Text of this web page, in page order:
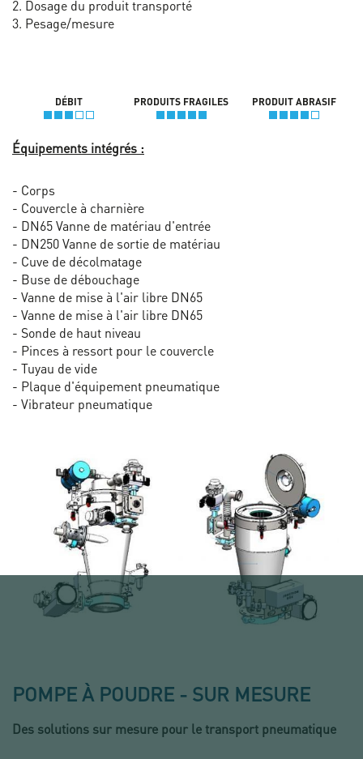
2. Dosage du produit transporté
3. Pesage/mesure
DÉBIT PRODUITS FRAGILES PRODUIT ABRASIF
Équipements intégrés :
- Corps
- Couvercle à charnière
- DN65 Vanne de matériau d'entrée
- DN250 Vanne de sortie de matériau
- Cuve de décolmatage
- Buse de débouchage
- Vanne de mise à l'air libre DN65
- Vanne de mise à l'air libre DN65
- Sonde de haut niveau
- Pinces à ressort pour le couvercle
- Tuyau de vide
- Plaque d'équipement pneumatique
- Vibrateur pneumatique
POMPE À POUDRE - SUR MESURE
Des solutions sur mesure pour le transport pneumatique